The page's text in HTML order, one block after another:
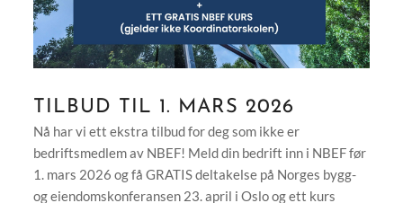
TILBUD TIL 1. MARS 2026
Nå har vi ett ekstra tilbud for deg som ikke er
bedriftsmedlem av NBEF! Meld din bedrift inn i NBEF før
1. mars 2026 og få GRATIS deltakelse på Norges bygg-
og eiendomskonferansen 23. april i Oslo og ett kurs